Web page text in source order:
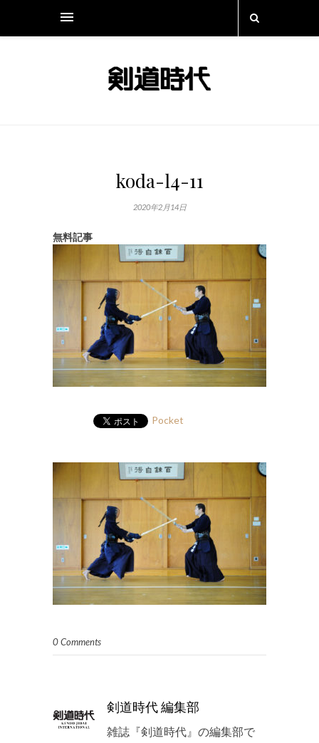
koda-l4-11
2020年2月14日
無料記事
Pocket
0 Comments
剣道時代 編集部
雑誌『剣道時代』の編集部で